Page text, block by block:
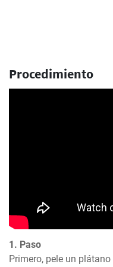
Procedimiento
1. Paso
Primero, pele un